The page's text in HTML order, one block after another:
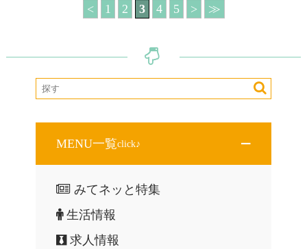
< 1 2 3 4 5 > ≫
MENU一覧click♪
みてネッと特集
生活情報
求人情報